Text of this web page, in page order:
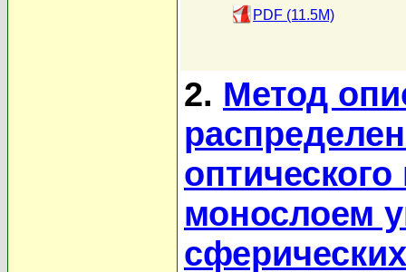
PDF (11.5M)
2. Метод
монослоем